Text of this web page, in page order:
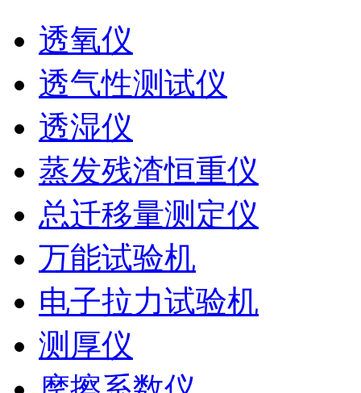
透氧仪
透气性测试仪
透湿仪
蒸发残渣恒重仪
总迁移量测定仪
万能试验机
电子拉力试验机
测厚仪